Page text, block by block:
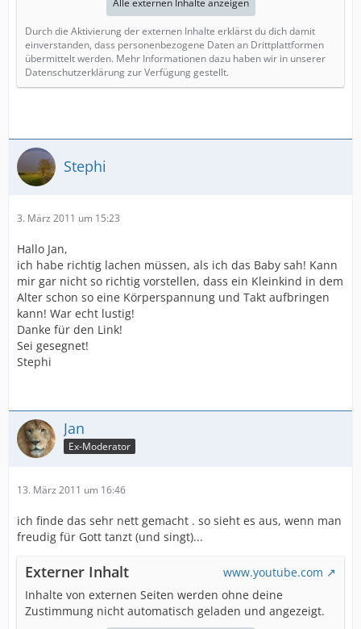
Durch die Aktivierung der externen Inhalte erklärst du dich damit
einverstanden, dass personenbezogene Daten an Drittplattformen
übermittelt werden. Mehr Informationen dazu haben wir in unserer
Datenschutzerklärung zur Verfügung gestellt.
Stephi
3. März 2011 um 15:23
Hallo Jan,
ich habe richtig lachen müssen, als ich das Baby sah! Kann
mir gar nicht so richtig vorstellen, dass ein Kleinkind in dem
Alter schon so eine Körperspannung und Takt aufbringen
kann! War echt lustig!
Danke für den Link!
Sei gesegnet!
Stephi
Jan
Ex-Moderator
13. März 2011 um 16:46
ich finde das sehr nett gemacht . so sieht es aus, wenn man
freudig für Gott tanzt (und singt)...
Externer Inhalt
www.youtube.com
Inhalte von externen Seiten werden ohne deine
Zustimmung nicht automatisch geladen und angezeigt.